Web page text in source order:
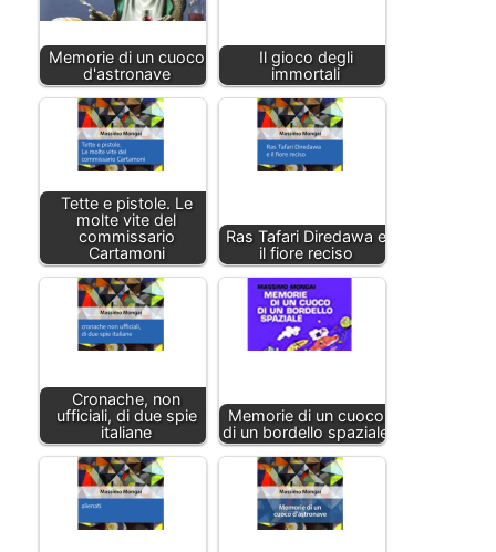
Memorie di un cuoco
d'astronave
Il gioco degli
immortali
Tette e pistole. Le
molte vite del
commissario
Cartamoni
Ras Tafari Diredawa e
il fiore reciso
Cronache, non
ufficiali, di due spie
italiane
Memorie di un cuoco
di un bordello spaziale